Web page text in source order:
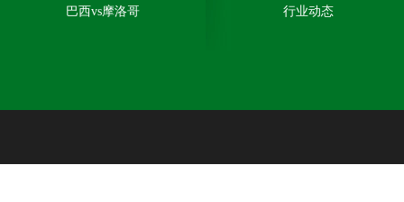
巴西vs摩洛哥
行业动态